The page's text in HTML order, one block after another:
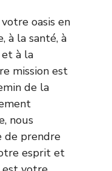
oasis en
à la santé, à
à la
mission est
de la
nous
de prendre
esprit et